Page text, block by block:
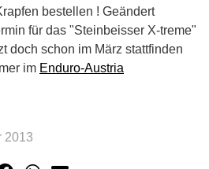
bestellen ! Geändert
für das "Steinbeisser X-treme"
doch schon im März stattfinden
im Enduro-Austria
2013